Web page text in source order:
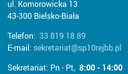
ul. Komorowicka 13
43-300 Bielsko-Biała
Telefon: 33 819 18 89
E-mail: sekretariat@sp10rejbb.pl
Sekretariat: Pn - Pt, 8:00 - 14:00